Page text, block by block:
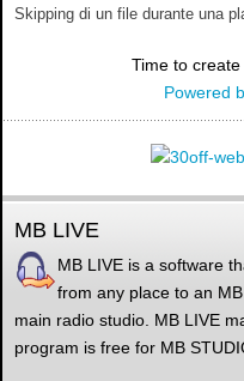
Skipping di un file durante una
Time to
Powered
MB LIVE
MB LIVE is a software
from any place to an
main radio studio. MB LIVE
program is free for MB